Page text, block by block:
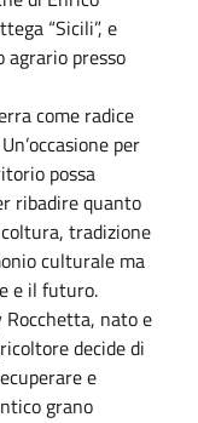
“Sicili”, e
agrario presso
come radice
per
possa
ribadire quanto
tradizione
culturale ma
e il futuro.
nato e
decide di
e
grano